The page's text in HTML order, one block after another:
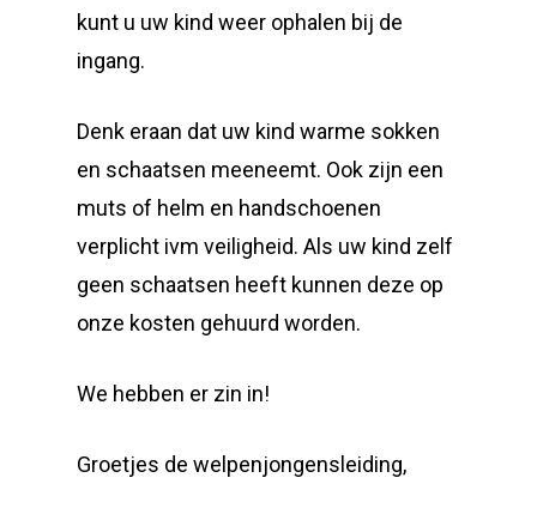
kunt u uw kind weer ophalen bij de
ingang.
Denk eraan dat uw kind warme sokken
en schaatsen meeneemt. Ook zijn een
muts of helm en handschoenen
verplicht ivm veiligheid. Als uw kind zelf
geen schaatsen heeft kunnen deze op
onze kosten gehuurd worden.
We hebben er zin in!
Groetjes de welpenjongensleiding,